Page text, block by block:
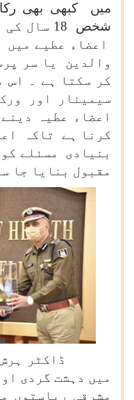
میں کبھی بھی
شخص 18
اعضاء عطیے
والدین یا سر
کر سکتا ہے ۔ اس
سیمینار اور
اعضاء عطیہ
کرنا ہے تاکہ
بنیادی مسئلے
مقبول بنایا جا
ڈاکٹر ہرش
میں دہشت گردی
مشرقی ریاستوں